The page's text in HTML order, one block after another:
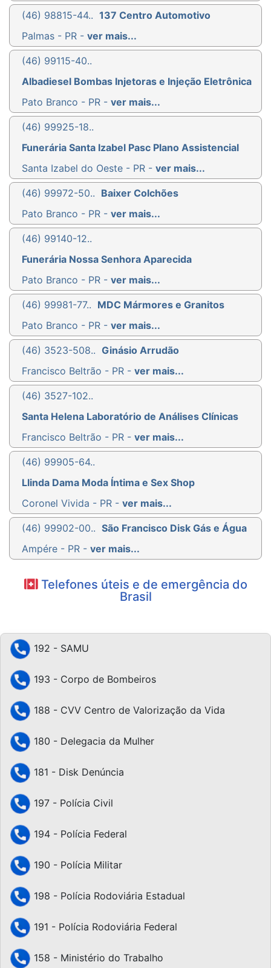
(46) 98815-44.. 137 Centro Automotivo
Palmas - PR - ver mais...
(46) 99115-40..
Albadiesel Bombas Injetoras e Injeção Eletrônica
Pato Branco - PR - ver mais...
(46) 99925-18..
Funerária Santa Izabel Pasc Plano Assistencial
Santa Izabel do Oeste - PR - ver mais...
(46) 99972-50.. Baixer Colchões
Pato Branco - PR - ver mais...
(46) 99140-12..
Funerária Nossa Senhora Aparecida
Pato Branco - PR - ver mais...
(46) 99981-77.. MDC Mármores e Granitos
Pato Branco - PR - ver mais...
(46) 3523-508.. Ginásio Arrudão
Francisco Beltrão - PR - ver mais...
(46) 3527-102..
Santa Helena Laboratório de Análises Clínicas
Francisco Beltrão - PR - ver mais...
(46) 99905-64..
Llinda Dama Moda Íntima e Sex Shop
Coronel Vivida - PR - ver mais...
(46) 99902-00.. São Francisco Disk Gás e Água
Ampére - PR - ver mais...
Telefones úteis e de emergência do
Brasil
192 - SAMU
193 - Corpo de Bombeiros
188 - CVV Centro de Valorização da Vida
180 - Delegacia da Mulher
181 - Disk Denúncia
197 - Polícia Civil
194 - Polícia Federal
190 - Polícia Militar
198 - Polícia Rodoviária Estadual
191 - Polícia Rodoviária Federal
158 - Ministério do Trabalho